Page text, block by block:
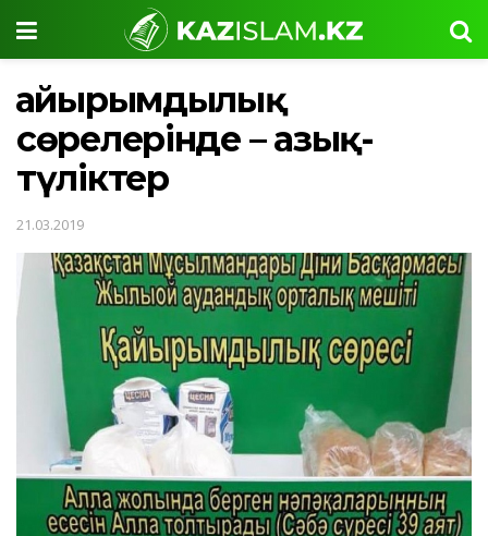
Қайырымдылық
сөрелерінде – азық-
түліктер
21.03.2019